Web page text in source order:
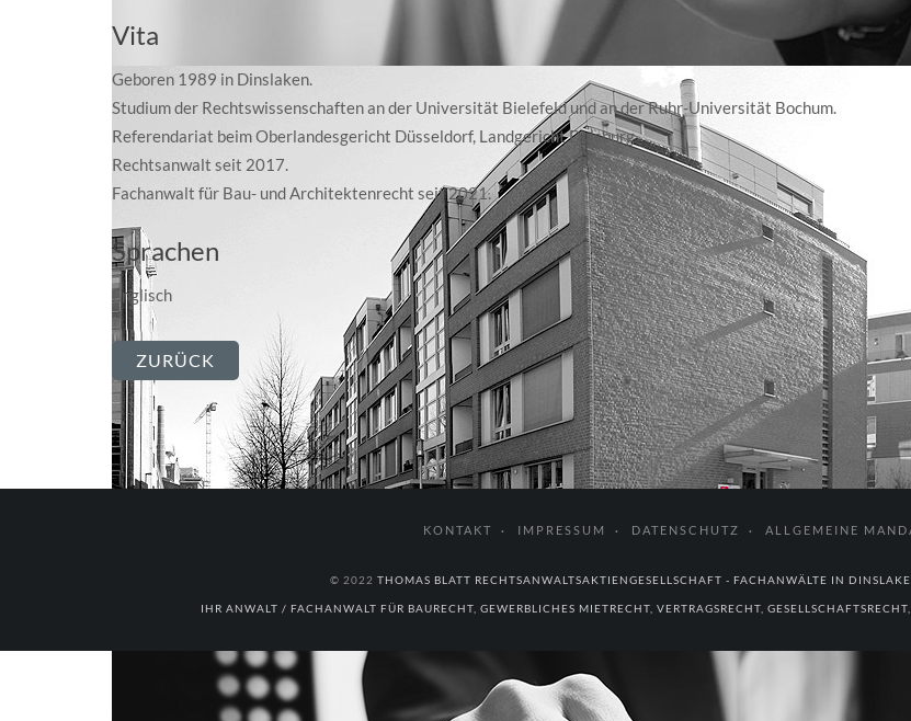
Vita
Geboren 1989 in Dinslaken.
Studium der Rechtswissenschaften an der Universität Bielefeld und an der Ruhr-Universität Bochum.
Referendariat beim Oberlandesgericht Düsseldorf, Landgericht Duisburg.
Rechtsanwalt seit 2017.
Fachanwalt für Bau- und Architektenrecht seit 2021.
Sprachen
Englisch
ZURÜCK
KONTAKT IMPRESSUM DATENSCHUTZ ALLGEMEINE
© 2022 THOMAS BLATT RECHTSANWALTSAKTIENGESELLSCHAFT - FACHANWÄLTE IN
IHR ANWALT / FACHANWALT FÜR BAURECHT, GEWERBLICHES MIETRECHT, VERTRAGSRECHT,